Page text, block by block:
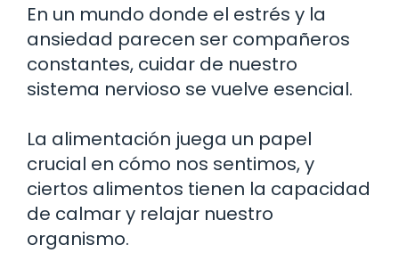
En un mundo donde el estrés y la
ansiedad parecen ser compañeros
constantes, cuidar de nuestro
sistema nervioso se vuelve esencial.
La alimentación juega un papel
crucial en cómo nos sentimos, y
ciertos alimentos tienen la capacidad
de calmar y relajar nuestro
organismo.